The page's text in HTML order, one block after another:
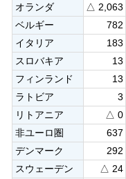
オランダ
△ 2,063
ベルギー
782
イタリア
183
スロバキア
13
フィンランド
13
ラトビア
3
リトアニア
△ 0
非ユーロ圏
637
デンマーク
292
スウェーデン
△ 24